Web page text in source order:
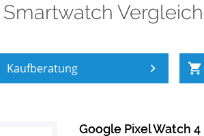
Smartwatch Vergleich
Kaufberatung
Google Pixel Watch 4